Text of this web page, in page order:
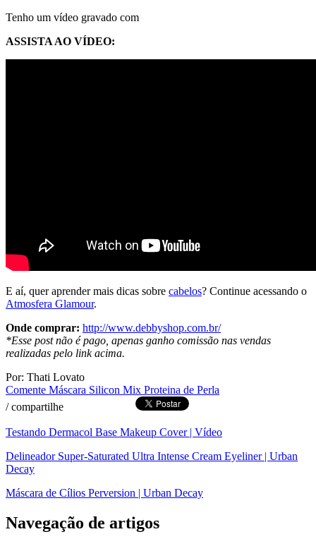
Tenho um vídeo gravado com
ASSISTA AO VÍDEO:
E aí, quer aprender mais dicas sobre cabelos? Continue acessando o
Atmosfera Glamour.
Onde comprar: http://www.debbyshop.com.br/
*Esse post não é pago, apenas ganho comissão nas vendas
realizadas pelo link acima.
Por: Thati Lovato
Comente Máscara Silicon Mix Proteina de Perla
/compartilhe
Testando Dermacol Base Makeup Cover | Vídeo
Delineador Super-Saturated Ultra Intense Cream Eyeliner | Urban
Decay
Máscara de Cílios Perversion | Urban Decay
Navegação de artigos